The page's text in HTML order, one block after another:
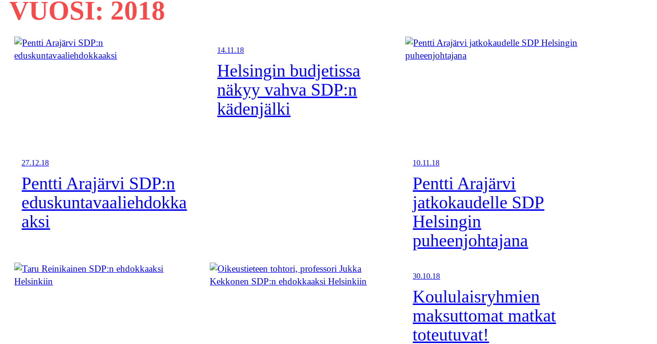
VUOSI: 2018
27.12.18
Pentti Arajärvi SDP:n
eduskuntavaaliehdokka
aksi
14.11.18
Helsingin budjetissa
näkyy vahva SDP:n
kädenjälki
10.11.18
Pentti Arajärvi
jatkokaudelle SDP
Helsingin
puheenjohtajana
30.10.18
Koululaisryhmien
maksuttomat matkat
toteutuvat!